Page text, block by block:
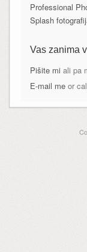
Professional
Splash
Vas zanima
Pišite mi ali pa
E-mail meor